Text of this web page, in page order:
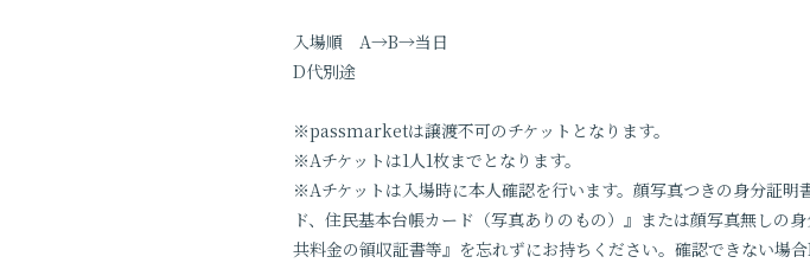
入場順 A→B→当日
D代別途
※passmarketは譲渡不可のチケットとなります。
※Aチケットは1人1枚までとなります。
※Aチケットは入場時に本人確認を行います。顔写真つきの身分証
ド、住民基本台帳カード（写真ありのもの）』または顔写真無しの
共料金の領収証書等』を忘れずにお持ちください。確認できない場